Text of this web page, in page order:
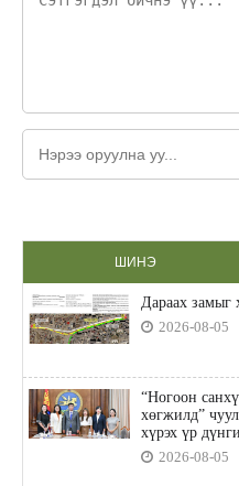
ШИНЭ
Дараах замыг
2026-08-05
“Ногоон
хөгжилд”
хүрэх үр
2026-08-05